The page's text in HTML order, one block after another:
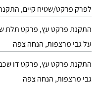
לפרק פרקט/שטיח קיים,
התקנת פרקט עץ, פרקט תלת
על גבי מרצפות, הנחה צפה
התקנת פרקט עץ, פרקט דו
גבי מרצפות, הנחה צפה